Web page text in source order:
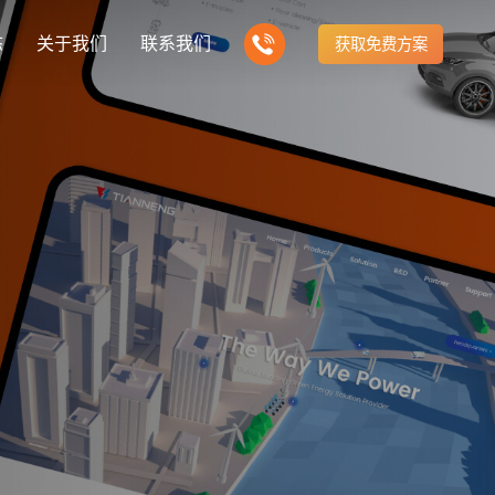
企业营销型网站建设
营销推广转化获客网站
网站建设定制改版
定制化网站建设改版方案
手机微信网站建设
移动手机互联网站开发
城网站
商务化运营
行业门户网站
行业门户网站平台开发
牌官网
型网站建设
企业营销网站
营销型网站建力企业公信力
建设解决方 政府网站建设解决方案
设解决方案 外贸网站建设解决方案
解决方案 企业网站建设解决方案
我们的产品
多样化产品总有一个满足你的需求
news
建站知识
Website building knowledge
计
Design
网站观点
Website viewpoint
关于我们
款方式方便快捷
公司团队
我们的团队协作精神
联系我们 获取免费方案